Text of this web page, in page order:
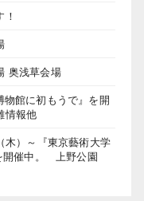
奥浅草会場
物館に初もうで』を開
報他
木）～『東京藝術大学
開催中。 上野公園